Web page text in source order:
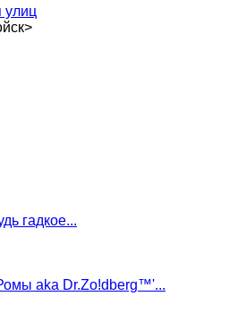
улиц
>
гадкое...
aka Dr.Zо!dbеrg™'...